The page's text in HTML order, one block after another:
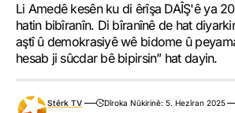
Li Amedê kesên ku di êrîşa DAÎŞ'ê ya
hatin bibîranîn. Di bîranînê de hat
aştî û demokrasiyê wê bidome û
hesab ji sûcdar bê bipirsin” hat dayin.
Stêrk TV
Dîroka Nûkirinê: 5. Hezîran 2025